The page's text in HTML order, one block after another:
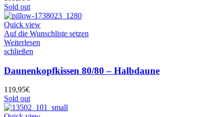
Sold out
Quick view
Auf die Wunschliste setzen
Weiterlesen
schließen
Daunenkopfkissen 80/80 – Halbdaune
119,95€
Sold out